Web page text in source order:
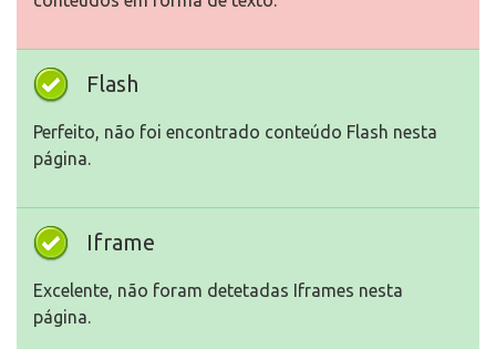
Flash
Perfeito, não foi encontrado conteúdo Flash nesta
página.
Iframe
Excelente, não foram detetadas Iframes nesta
página.